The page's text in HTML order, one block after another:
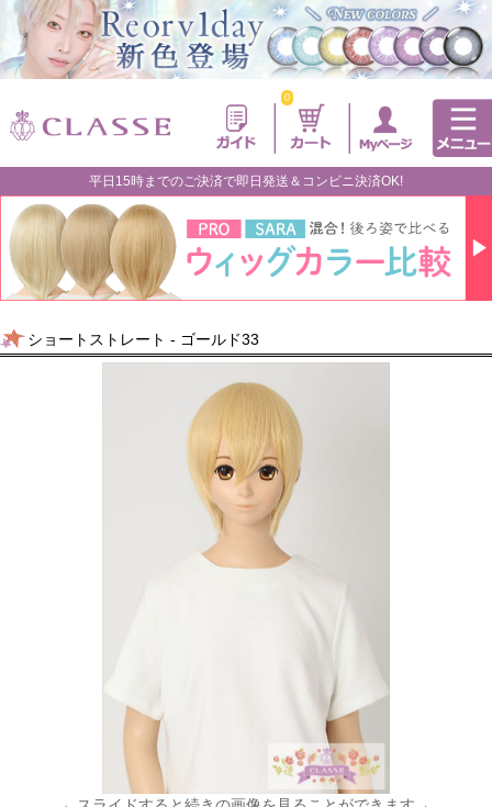
0
平日15時までのご決済で即日発送＆コンビニ決済OK!
ショートストレート - ゴールド33